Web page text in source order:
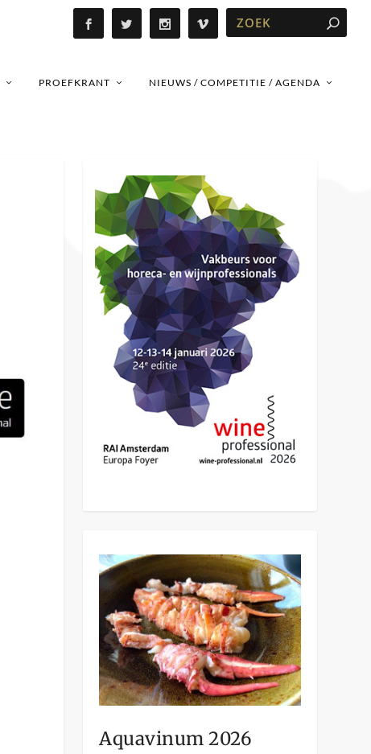
PROEFKRANT NIEUWS / COMPETITIE / AGENDA
Aquavinum 2026